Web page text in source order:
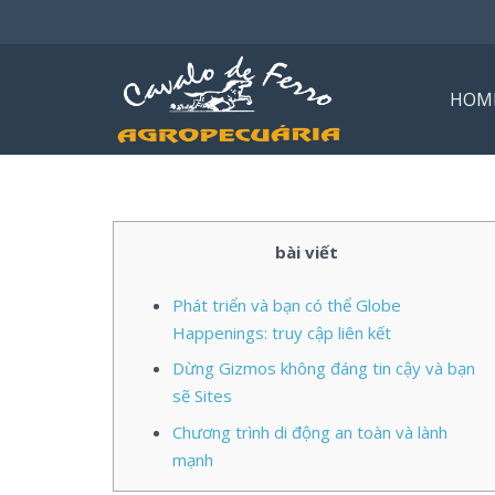
bài viết
Phát triển và bạn có thể Globe
Happenings: truy cập liên kết
Dừng Gizmos không đáng tin cậy và bạn
sẽ Sites
Chương trình di động an toàn và lành
mạnh